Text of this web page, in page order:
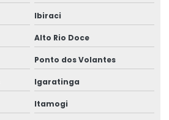
Ibiraci
Alto Rio Doce
Ponto dos Volantes
Igaratinga
Itamogi